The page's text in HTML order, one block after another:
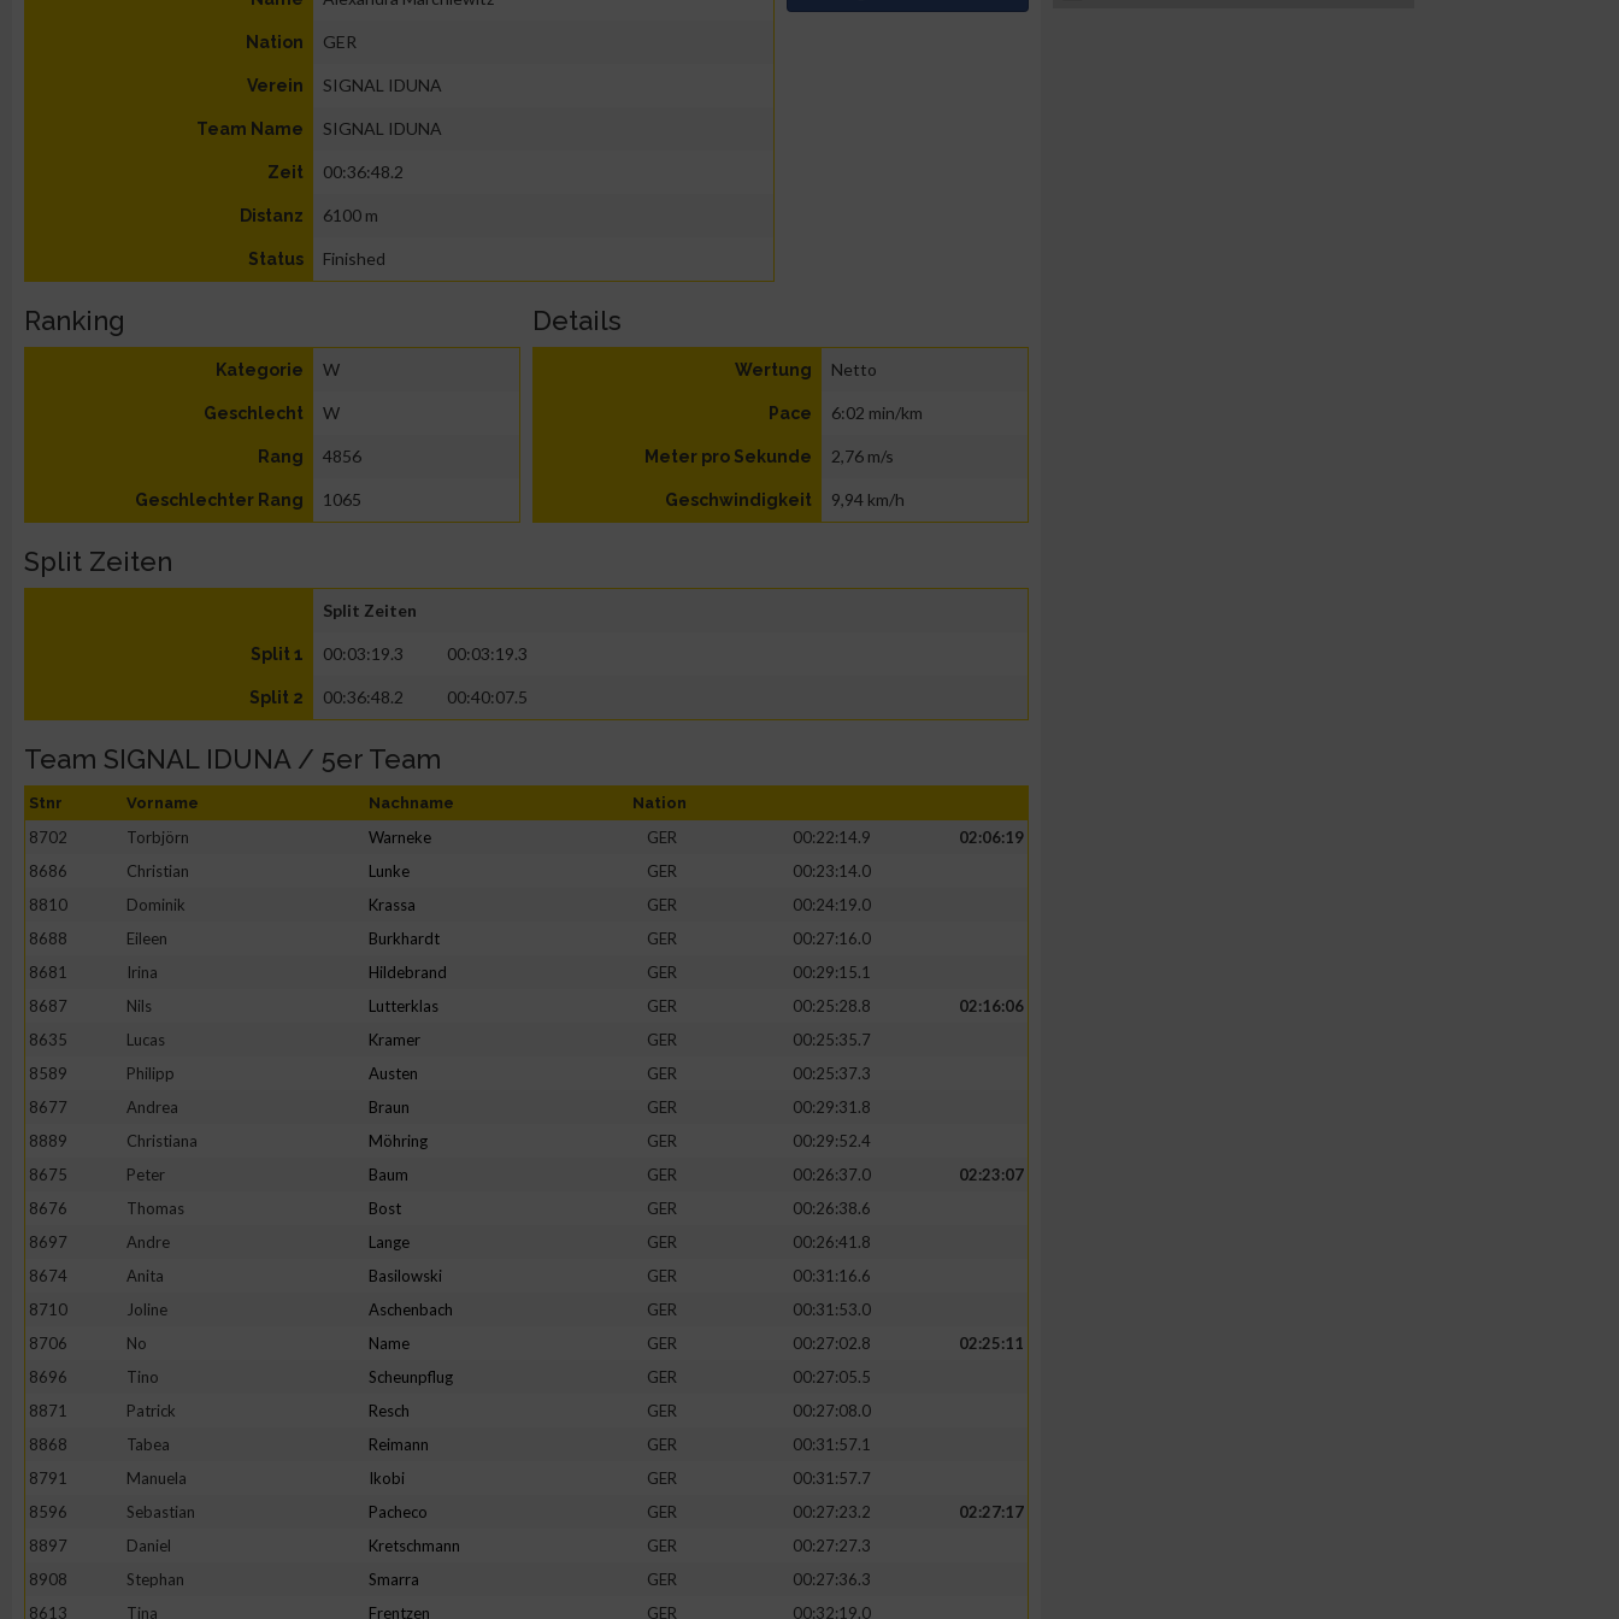
Nation GER
Verein SIGNAL IDUNA
Team Name SIGNAL IDUNA
Zeit 00:36:48.2
Distanz 6100 m
Status Finished
Ranking
Kategorie W
Geschlecht W
Rang 4856
Geschlechter Rang 1065
Details
Wertung Netto
Pace 6:02 min/km
Meter pro Sekunde 2,76 m/s
Geschwindigkeit 9,94 km/h
Split Zeiten
Split Zeiten
Split 1 00:03:19.3 00:03:19.3
Split 2 00:36:48.2 00:40:07.5
Team SIGNAL IDUNA / 5er Team
Stnr Vorname Nachname Nation
8702 Torbjörn Warneke GER 00:22:14.9
02:06:19
8686
Christian Lunke GER
00:23:14.0
8810
Dominik Krassa GER
00:24:19.0
8688
Eileen Burkhardt GER
00:27:16.0
8681
Irina Hildebrand GER
00:29:15.1
8687
Nils Lutterklas GER 00:25:28.8
02:16:06
8635
Lucas Kramer GER
00:25:35.7
8589
Philipp Austen GER
00:25:37.3
8677
Andrea Braun GER
00:29:31.8
8889
Christiana Möhring GER
00:29:52.4
8675
Peter Baum GER 00:26:37.0
02:23:07
8676
Thomas Bost GER
00:26:38.6
8697
Andre Lange GER
00:26:41.8
8674
Anita Basilowski GER
00:31:16.6
8710
Joline Aschenbach GER
00:31:53.0
8706
No Name GER 00:27:02.8
02:25:11
8696
Tino Scheunpflug GER
00:27:05.5
8871
Patrick Resch GER
00:27:08.0
8868
Tabea Reimann GER
00:31:57.1
8791
Manuela Ikobi GER
00:31:57.7
8596
Sebastian Pacheco GER 00:27:23.2
02:27:17
8897
Daniel Kretschmann GER
00:27:27.3
8908
Stephan Smarra GER
00:27:36.3
8613
Tina Frentzen GER
00:32:19.0